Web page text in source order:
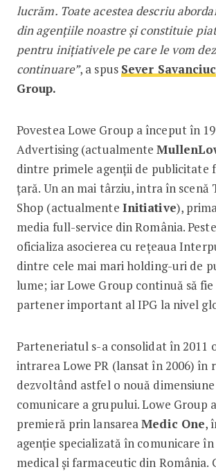
lucrăm. Toate acestea descriu
din agențiile noastre și constituie
pentru inițiativele pe care le vom
continuare”, a spus Sever Savanciuc
Group.
Povestea Lowe Group a început în
Advertising (actualmente
dintre primele agenții de publicitate
țară. Un an mai târziu, intra în scenă
Shop (actualmente Initiative),
media full-service din România.
oficializa asocierea cu rețeaua
dintre cele mai mari holding-uri de
lume; iar Lowe Group continuă să fie
partener important al IPG la nivel
Parteneriatul s-a consolidat în 2011
intrarea Lowe PR (lansat în 2006) în
dezvoltând astfel o nouă
comunicare a grupului. Lowe Group
premieră prin lansareaMedic One,
agenție specializată în comunicare
medical și farmaceutic din România.